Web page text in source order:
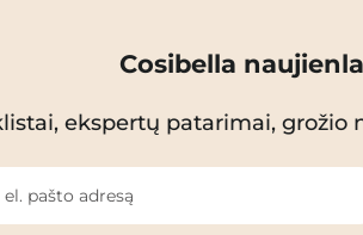
Cosibella
ekspertų patarimai, grožio
pašto adresą